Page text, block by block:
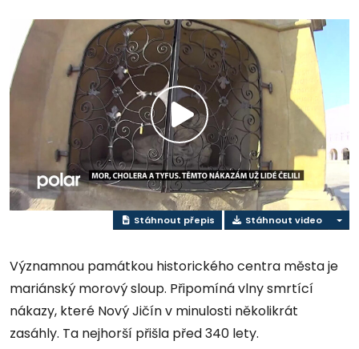
Přehrát
video
Stáhnout přepis Stáhnout video
Významnou památkou historického centra města je
mariánský morový sloup. Připomíná vlny smrtící
nákazy, které Nový Jičín v minulosti několikrát
zasáhly. Ta nejhorší přišla před 340 lety.